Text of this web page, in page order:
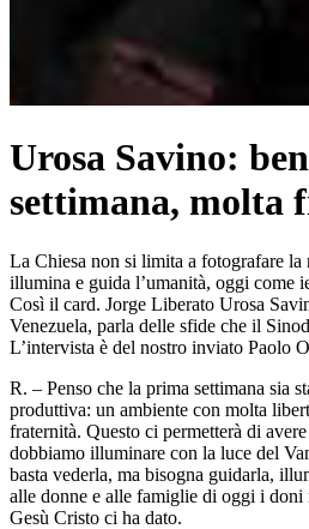
Urosa Savino:
settimana, molta
La Chiesa non si limita a fotografare la
illumina e guida l’umanità, oggi come
Così il card. Jorge Liberato Urosa
Venezuela, parla delle sfide che il
L’intervista è del nostro inviato Paolo
R. – Penso che la prima settimana sia
produttiva: un ambiente con molta
fraternità. Questo ci permetterà di
dobbiamo illuminare con la luce del
basta vederla, ma bisogna guidarla,
alle donne e alle famiglie di oggi i
Gesù Cristo ci ha dato.